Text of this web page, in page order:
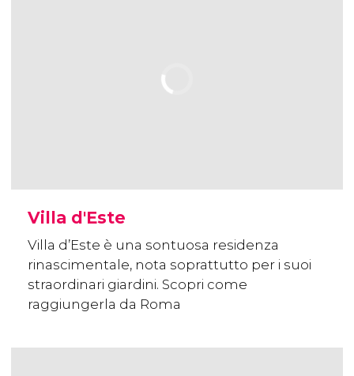
Villa d'Este
Villa d’Este è una sontuosa residenza
rinascimentale, nota soprattutto per i suoi
straordinari giardini. Scopri come
raggiungerla da Roma